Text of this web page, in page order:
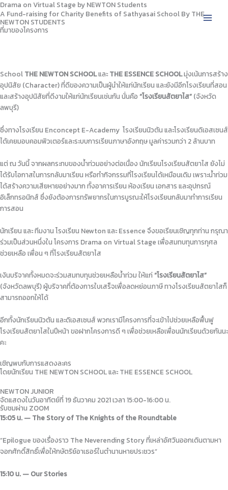
Skip
to
content
Drama on Virtual Stage by NEWTON Students
A Fund-raising for Charity Benefits of Sathyasai School By THE
NEWTON STUDENTS
ที่มาของโครงการ
School THE NEWTON SCHOOLและTHE ESSENCE SCHOOLมุ่งเน้นการสร้าง
อุปนิสัย (Character) ที่ดีของความเป็นผู้นำให้แก่นักเรียน และยังมีอีกโรงเรียนที่สอน
และสร้างอุปนิสัยที่ดีงามให้แก่นักเรียนเช่นกัน นั่นคือ “โรงเรียนสัตยาไส” (จังหวัด
ลพบุรี)
ซึ่งทางโรงเรียน Enconcept E-Academy โรงเรียนนิวตัน และโรงเรียนดิเอสเซนส์
ได้เคยมอบคอมพิวเตอร์และระบบการเรียนภาษาอังกฤษ มูลค่ารวมกว่า 2 ล้านบาท
แต่ ณ วันนี้ จากผลกระทบของน้ำท่วมอย่างต่อเนื่อง นักเรียนโรงเรียนสัตยาไส ยังไม่
ได้รับโอกาสในการกลับมาเรียน หรือทำกิจกรรมที่โรงเรียนได้เหมือนเดิม เพราะน้ำท่วม
ได้สร้างความเสียหายอย่างมาก ทั้งอาคารเรียน ห้องเรียน เอกสาร และอุปกรณ์
อิเล็กทรอนิกส์ ซึ่งยังต้องการทรัพยากรในการบูรณะให้โรงเรียนกลับมาทำการเรียน
การสอน
นักเรียน และ ทีมงาน โรงเรียน Newton และ Essence จึงขอเรียนเชิญทุกท่าน กรุณา
ร่วมเป็นส่วนหนึ่งใน โครงการ Drama on Virtual Stage เพื่อสมทบทุนการกุศล
ช่วยเหลือ เพื่อน ๆ ที่โรงเรียนสัตยาไส
เงินบริจาคทั้งหมดจะร่วมสมทบทุนช่วยเหลือน้ำท่วม ให้แก่ “โรงเรียนสัตยาไส”
(จังหวัดลพบุรี) ผู้บริจาคที่ต้องการใบเสร็จเพื่อลดหย่อนภาษี ทางโรงเรียนสัตยาไสก็
สามารถออกให้ได้
อีกทั้งนักเรียนนิวตัน และดิเอสเซนส์ พวกเรามีโครงการที่จะเข้าไปช่วยเหลือฟื้นฟู
โรงเรียนสัตยาไสในปีหน้า ขอฝากโครงการดี ๆ เพื่อช่วยเหลือเพื่อนนักเรียนด้วยกันนะ
คะ
เชิญพบกับการแสดงละคร
โดยนักเรียน THE NEWTON SCHOOL และ THE ESSENCE SCHOOL
NEWTON JUNIOR
จัดแสดงในวันอาทิตย์​ที่ 19 ธันวาคม​ 2021 เวลา 15:00-16:00 น.
รับชมผ่าน ZOOM
15:05 น. — The Story of The Knights of the Roundtable
“Epilogue ของเรื่องราว The Neverending Story ที่เหล่าอัศวินออกเดินตามหา
จอกศักดิ์สิทธิ์เพื่อให้กษัตริย์อาเธอร์ในตำนานหายประชวร”
15:10 น. — Our Stories